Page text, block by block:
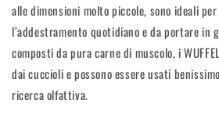
alle dimensioni molto piccole, sono ideali
l’addestramento quotidiano e da portare in
composti da pura carne di muscolo, i
dai cuccioli e possono essere usati
ricerca olfattiva.